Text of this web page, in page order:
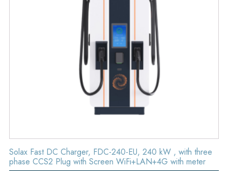
Solax Fast DC Charger, FDC-240-EU, 240 kW , with three
phase CCS2 Plug with Screen WiFi+LAN+4G with meter